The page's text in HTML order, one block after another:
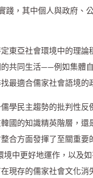
，其中個人與政府、
東亞社會環境中的理
共同生活——例如集
最適合儒家社會語境的
學民主趨勢的批判性
國的知識精英階層，
合方面發揮了至關重
中更好地運作，以及
現存的儒家社會文化